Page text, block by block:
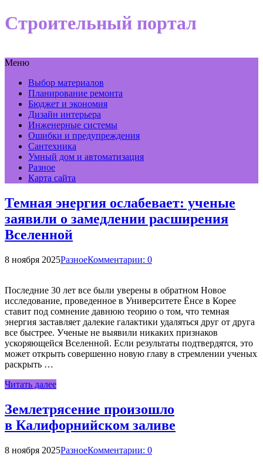
Строительный портал
Меню
Выбор материалов
Планирование ремонта
Бюджет и экономия
Дизайн интерьера
Инженерные системы
Ошибки и предупреждения
Сантехника
Умный дом и автоматизация
Разное
Карта сайта
Темная энергия ослабевает: ученые
заявили о замедлении расширения
Вселенной
8 ноября 2025РазноеКомментарии: 0
Последние 30 лет все были уверены в обратном Новое
исследование, проведенное в Университете Ёнсе в Корее
ставит под сомнение давнюю теорию о том, что темная
энергия заставляет далекие галактики удаляться друг от друга
все быстрее. Ученые не выявили никаких признаков
ускоряющейся Вселенной. Если результаты подтвердятся, это
может открыть совершенно новую главу в стремлении ученых
раскрыть …
Читать далее
Землетрясение произошло
в Калифорнийском заливе
8 ноября 2025РазноеКомментарии: 0